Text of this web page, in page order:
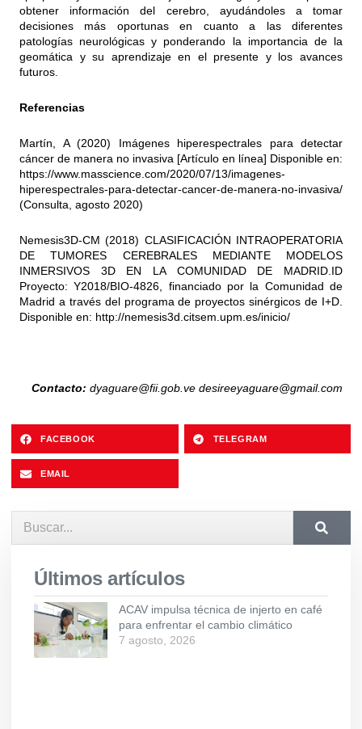
obtener información del cerebro, ayudándoles a tomar
decisiones más oportunas en cuanto a las diferentes
patologías neurológicas y ponderando la importancia de la
geomática y su aprendizaje en el presente y los avances
futuros.
Referencias
Martín, A (2020) Imágenes hiperespectrales para detectar
cáncer de manera no invasiva [Artículo en línea] Disponible en:
https://www.masscience.com/2020/07/13/imagenes-
hiperespectrales-para-detectar-cancer-de-manera-no-invasiva/
(Consulta, agosto 2020)
Nemesis3D-CM (2018) CLASIFICACIÓN INTRAOPERATORIA
DE TUMORES CEREBRALES MEDIANTE MODELOS
INMERSIVOS 3D EN LA COMUNIDAD DE MADRID.ID
Proyecto: Y2018/BIO-4826, financiado por la Comunidad de
Madrid a través del programa de proyectos sinérgicos de I+D.
Disponible en: http://nemesis3d.citsem.upm.es/inicio/
Contacto: dyaguare@fii.gob.ve desireeyaguare@gmail.com
FACEBOOK TELEGRAM
EMAIL
Últimos artículos
ACAV impulsa técnica de injerto en café
para enfrentar el cambio climático
7 agosto, 2026